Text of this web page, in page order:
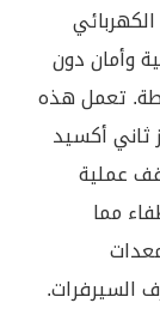
وأمان دون
تعمل هذه
ثاني أكسيد
عملية
مما
السيرفرات.